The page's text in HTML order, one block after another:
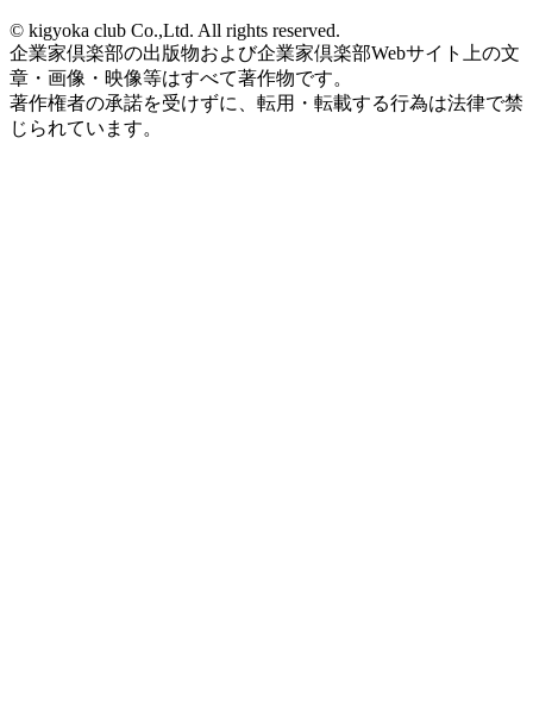
© kigyoka club Co.,Ltd. All rights reserved.
企業家倶楽部の出版物および企業家倶楽部Webサイト上の文
章・画像・映像等はすべて著作物です。
著作権者の承諾を受けずに、転用・転載する行為は法律で禁
じられています。